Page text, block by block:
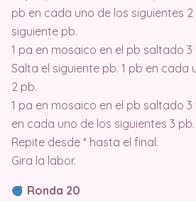
pb en cada uno de los siguientes 2
siguiente pb.
1 pa en mosaico en el pb saltado
Salta el siguiente pb. 1 pb en cada
2 pb.
1 pa en mosaico en el pb saltado
en cada uno de los siguientes 3 pb.
Repite desde * hasta el final.
Gira la labor.
Ronda 20